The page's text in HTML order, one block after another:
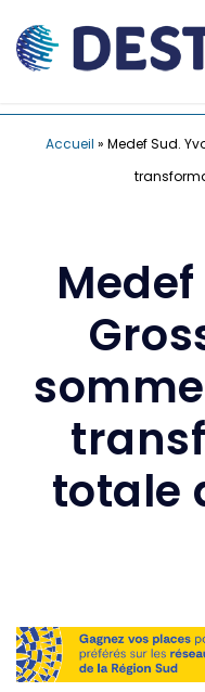
Accueil » Medef Sud.
totale